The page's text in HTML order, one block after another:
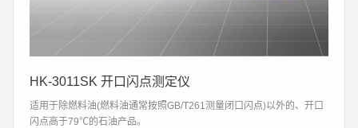
HK-3011SK 开口闪点测定仪
适用于除燃料油(燃料油通常按照GB/T261测量闭口闪点)以外的、开口
闪点高于79℃的石油产品。